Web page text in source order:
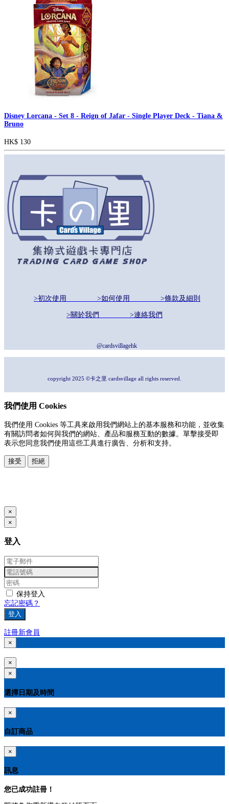
Disney Lorcana - Set 8 - Reign of Jafar - Single Player Deck - Tiana &
Bruno
HK$ 130
>初次使用 >如何使用 >條款及細則
>關於我們 >連絡我們
@cardsvillagehk
copyright 2025 ©卡之里 cardsvillage all rights reserved.
我們使用 Cookies
我們使用 Cookies 等工具來啟用我們網站上的基本服務和功能，並收集
有關訪問者如何與我們的網站、產品和服務互動的數據。單擊接受即
表示您同意我們使用這些工具進行廣告、分析和支持。
接受 拒絕
×
×
登入
保持登入
忘記密碼？
登入
註冊新會員
×
×
×
選擇日期及時間
×
自訂商品
×
訊息
您已成功註冊！